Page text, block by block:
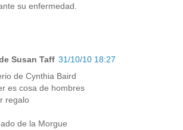
su enfermedad.
Susan Taff 31/10/10 18:27
de Cynthia Baird
es cosa de hombres
regalo
de la Morgue